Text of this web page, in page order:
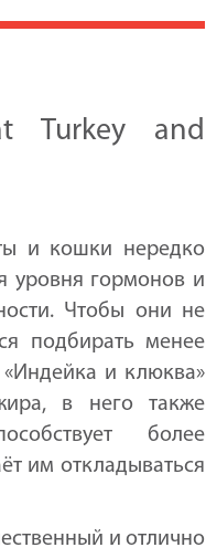
Turkey and
и кошки нередко
уровня гормонов и
Чтобы они не
подбирать менее
и клюква»
в него также
более
им откладываться
и отлично